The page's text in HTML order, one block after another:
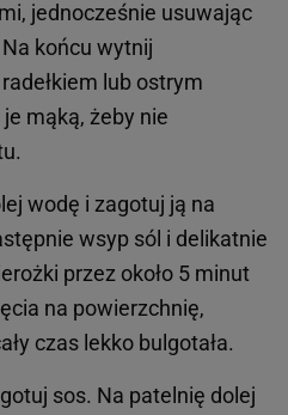
jednocześnie usuwając
końcu wytnij
lub ostrym
mąką, żeby nie
wodę i zagotuj ją na
wsyp sól i delikatnie
przez około 5 minut
na powierzchnię,
czas lekko bulgotała.
sos. Na patelnię dolej